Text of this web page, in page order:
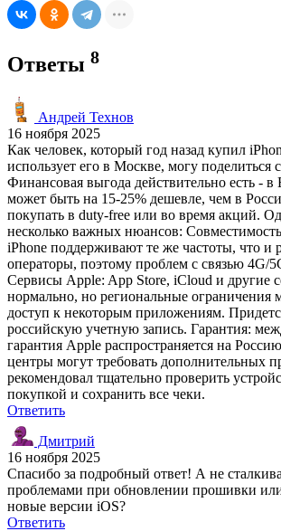
Ответы 8
Андрей Технов
16 ноября 2025
Как человек, который год назад купил
использует его в Москве, могу поделиться
Финансовая выгода действительно есть - в
может быть на 15-25% дешевле, чем в
покупать в duty-free или во время акций.
несколько важных нюансов:
iPhone поддерживают те же частоты, что и
операторы, поэтому проблем с связью 4G/
Сервисы Apple: App Store, iCloud и другие
нормально, но региональные ограничения
доступ к некоторым приложениям.
российскую учетную запись. Гарантия:
гарантия Apple распространяется на
центры могут требовать дополнительных
рекомендовал тщательно проверить
покупкой и сохранить все чеки.
Ответить
Дмитрий
16 ноября 2025
Спасибо за подробный ответ! А не
проблемами при обновлении прошивки
новые версии iOS?
Ответить